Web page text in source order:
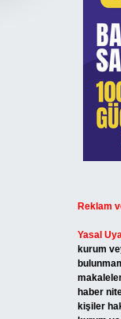
Reklam
Yasal
kurum
haber
kişiler